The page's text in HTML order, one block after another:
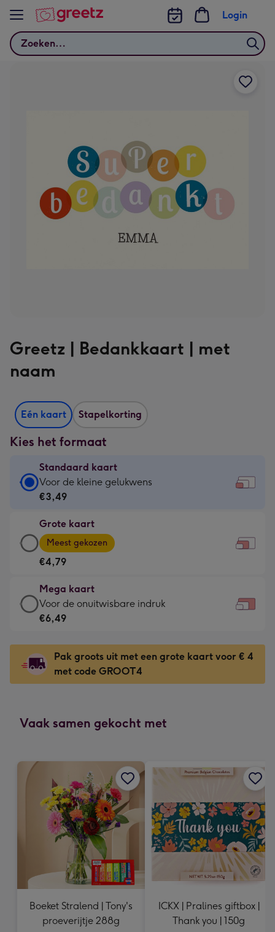
Bekijk meer
Zoeken
Login
Greetz | Bedankkaart | met
naam
Eén kaart Stapelkorting
Kies het formaat
Standaard kaart
Standaard
kaart
€3,49
-
Voor
kleine
gelukwens
-
160
x
120
mm
Voor de kleine gelukwens
€3,49
Grote kaart
Grote
kaart
-
€4,79
-
Meest
gekozen
Dimensions:
231
x
Meest gekozen
€4,79
Mega kaart
Mega
kaart
€6,49
-
Voor
indruk
333
241
mm
Voor de onuitwisbare indruk
€6,49
Pak groots uit met een grote kaart voor € 4
met code GROOT4
Vaak samen gekocht met
Boeket Stralend | Tony's
proeverijtje 288g
ICKX | Pralines giftbox |
Thank you | 150g